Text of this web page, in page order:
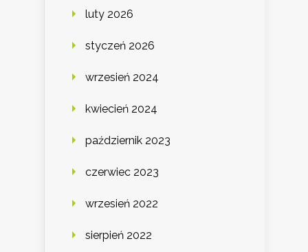
luty 2026
styczeń 2026
wrzesień 2024
kwiecień 2024
październik 2023
czerwiec 2023
wrzesień 2022
sierpień 2022